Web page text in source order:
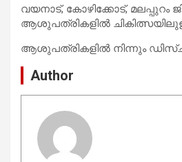
വയനാട്, കോഴിക്കോട്, മലപ്പുറം
ആശുപത്രികളില്‍
ആശുപത്രികളില്‍ നിന്നും
Author